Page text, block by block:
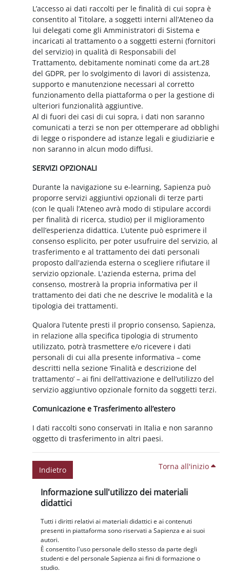
L’accesso ai dati raccolti per le finalità di cui sopra è
consentito al Titolare, a soggetti interni all’Ateneo da
lui delegati come gli Amministratori di Sistema e
incaricati al trattamento o a soggetti esterni (fornitori
del servizio) in qualità di Responsabili del
Trattamento, debitamente nominati come da art.28
del GDPR, per lo svolgimento di lavori di assistenza,
supporto e manutenzione necessari al corretto
funzionamento della piattaforma o per la gestione di
ulteriori funzionalità aggiuntive.
Al di fuori dei casi di cui sopra, i dati non saranno
comunicati a terzi se non per ottemperare ad obblighi
di legge o rispondere ad istanze legali e giudiziarie e
non saranno in alcun modo diffusi.
SERVIZI OPZIONALI
Durante la navigazione su e-learning, Sapienza può
proporre servizi aggiuntivi opzionali di terze parti
(con le quali l’Ateneo avrà modo di stipulare accordi
per finalità di ricerca, studio) per il miglioramento
dell’esperienza didattica. L’utente può esprimere il
consenso esplicito, per poter usufruire del servizio, al
trasferimento e al trattamento dei dati personali
proposto dall'azienda esterna o scegliere rifiutare il
servizio opzionale. L'azienda esterna, prima del
consenso, mostrerà la propria informativa per il
trattamento dei dati che ne descrive le modalità e la
tipologia dei trattamenti.
Qualora l’utente presti il proprio consenso, Sapienza,
in relazione alla specifica tipologia di strumento
utilizzato, potrà trasmettere e/o ricevere i dati
personali di cui alla presente informativa – come
descritti nella sezione ‘Finalità e descrizione del
trattamento’ – ai fini dell’attivazione e dell’utilizzo del
servizio aggiuntivo opzionale fornito da soggetti terzi.
Comunicazione e Trasferimento all’estero
I dati raccolti sono conservati in Italia e non saranno
oggetto di trasferimento in altri paesi.
Indietro Torna all'inizio
Blocchi
Informazione sull'utilizzo dei materiali
didattici
Tutti i diritti relativi ai materiali didattici e ai contenuti
presenti in piattaforma sono riservati a Sapienza e ai suoi
autori.
È consentito l'uso personale dello stesso da parte degli
studenti e del personale Sapienza ai fini di formazione o
studio.